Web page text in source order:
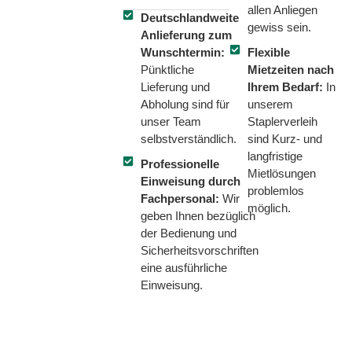
Deutschlandweite
Anlieferung zum
Wunschtermin:
Pünktliche
Lieferung und
Abholung sind für
unser Team
selbstverständlich.
Professionelle
Einweisung durch
Fachpersonal: Wir
geben Ihnen bezüglich
der Bedienung und
Sicherheitsvorschriften
eine ausführliche
Einweisung.
allen Anliegen
gewiss sein.
Flexible
Mietzeiten nach
Ihrem Bedarf: In
unserem
Staplerverleih
sind Kurz- und
langfristige
Mietlösungen
problemlos
möglich.